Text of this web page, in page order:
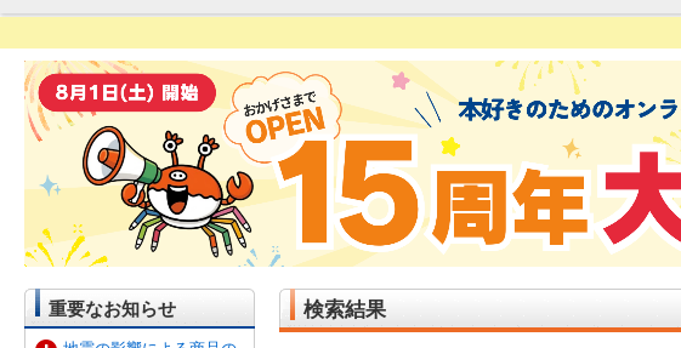
重要なお知らせ 検索結果